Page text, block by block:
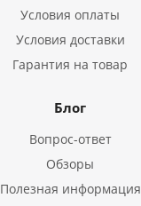
Условия оплаты
Условия доставки
Гарантия на товар
Блог
Вопрос-ответ
Обзоры
Полезная информация